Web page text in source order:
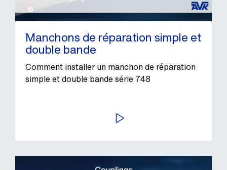
Manchons de réparation simple et
double bande
Comment installer un manchon de réparation
simple et double bande série 748
LIRE